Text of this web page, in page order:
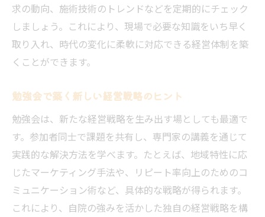
求の動向、施術技術のトレンドなどを定期的にチェック
しましょう。これにより、現場で必要な知識をいち早く
取り入れ、時代の変化に柔軟に対応できる経営体制を築
くことができます。
勉強会で築く新しい経営戦略のヒント
勉強会は、新たな経営戦略を生み出す場としても最適で
す。参加者同士で課題を共有し、専門家の講義を通じて
実践的な解決方法を学べます。たとえば、地域特性に応
じたマーケティング手法や、リピート率向上のためのコ
ミュニケーション術など、具体的な戦略が得られます。
これにより、自院の強みを活かした独自の経営戦略を構